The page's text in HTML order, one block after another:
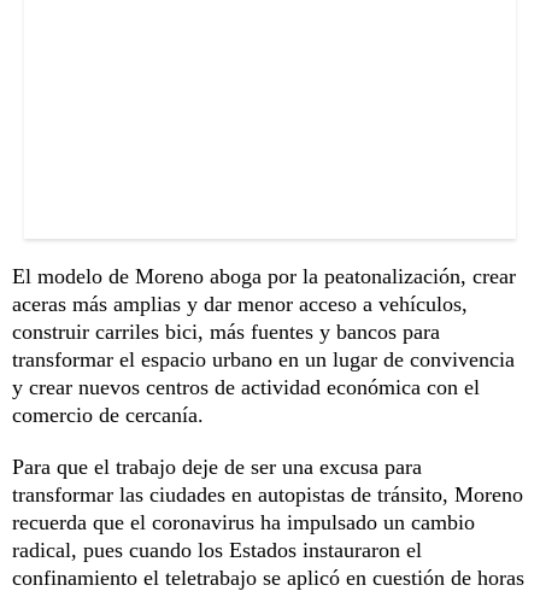
El modelo de Moreno aboga por la peatonalización, crear
aceras más amplias y dar menor acceso a vehículos,
construir carriles bici, más fuentes y bancos para
transformar el espacio urbano en un lugar de convivencia
y crear nuevos centros de actividad económica con el
comercio de cercanía.
Para que el trabajo deje de ser una excusa para
transformar las ciudades en autopistas de tránsito, Moreno
recuerda que el coronavirus ha impulsado un cambio
radical, pues cuando los Estados instauraron el
confinamiento el teletrabajo se aplicó en cuestión de horas